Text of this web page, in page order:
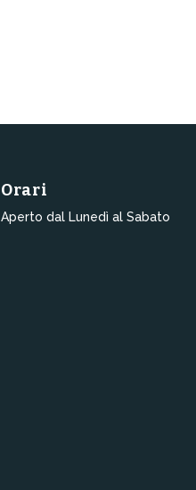
Orari
Aperto dal Lunedì al Sabato